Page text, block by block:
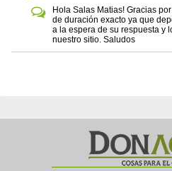
Hola Salas Matias! Gracias
de duración exacto ya que
a la espera de su respuesta y
nuestro sitio. Saludos